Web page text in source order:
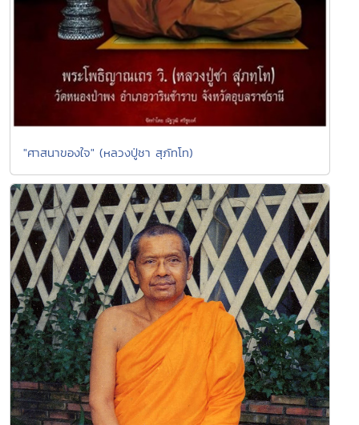
"ศาสนาของใจ" (หลวงปู่ชา สุภัทโท)